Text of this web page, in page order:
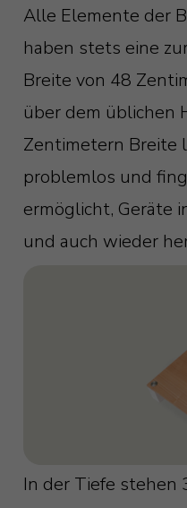
Alle Elemente der
haben stets eine
Breite von 48
über dem üblichen
Zentimetern Breite
problemlos und
ermöglicht, Geräte
und auch wieder
In der Tiefe stehen